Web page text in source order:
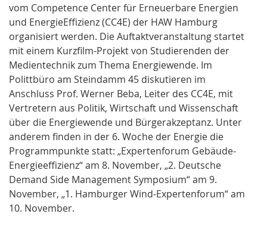
vom Competence Center für Erneuerbare Energien
und EnergieEffizienz (CC4E) der HAW Hamburg
organisiert werden. Die Auftaktveranstaltung startet
mit einem Kurzfilm-Projekt von Studierenden der
Medientechnik zum Thema Energiewende. Im
Polittbüro am Steindamm 45 diskutieren im
Anschluss Prof. Werner Beba, Leiter des CC4E, mit
Vertretern aus Politik, Wirtschaft und Wissenschaft
über die Energiewende und Bürgerakzeptanz. Unter
anderem finden in der 6. Woche der Energie die
Programmpunkte statt: „Expertenforum Gebäude-
Energieeffizienz“ am 8. November, „2. Deutsche
Demand Side Management Symposium“ am 9.
November, „1. Hamburger Wind-Expertenforum“ am
10. November.